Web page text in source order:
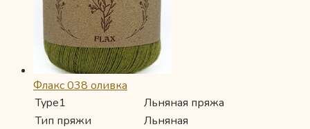
Флакс 038 оливка
Type1
Льняная пряжа
Тип пряжи
Льняная